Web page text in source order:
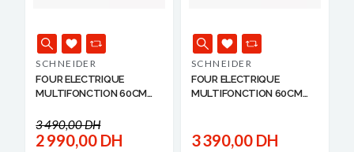
SCHNEIDER
FOUR ELECTRIQUE
MULTIFONCTION 60CM
3 490,00 DH
2 990,00 DH
SCHNEIDER
FOUR ELECTRIQUE
MULTIFONCTION 60CM
3 390,00 DH